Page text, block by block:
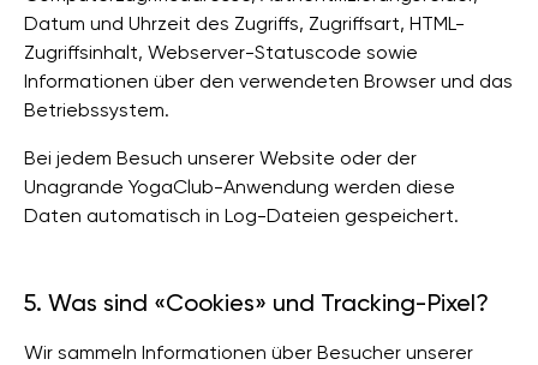
Datum und Uhrzeit des Zugriffs, Zugriffsart, HTML-
Zugriffsinhalt, Webserver-Statuscode sowie
Informationen über den verwendeten Browser und das
Betriebssystem.
Bei jedem Besuch unserer Website oder der
Unagrande YogaClub-Anwendung werden diese
Daten automatisch in Log-Dateien gespeichert.
5. Was sind «Cookies» und Tracking-Pixel?
Wir sammeln Informationen über Besucher unserer